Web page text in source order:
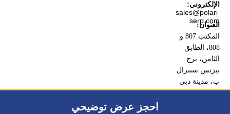
احجز عرض توضيحي
الإلكتروني:
sales@polari
serp.com
العنوان:
المكتب 807 و
808، الطابق
الثامن، برج
بيزنس سنترال
ب، مدينة دبي
للإنترنت، دبي،